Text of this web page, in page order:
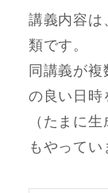
講義内容は
類です。
同講義が
の良い日時
（たまに
もやってい